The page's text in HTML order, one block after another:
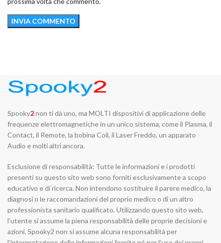
Spooky2non ti dà uno, ma MOLTI dispositivi di applicazione delle
frequenze elettromagnetiche in un unico sistema, come il Plasma, il
Contact, il Remote, la bobina Coil, il Laser Freddo, un apparato
Audio e molti altri ancora.
Esclusione di responsabilità: Tutte le informazioni e i prodotti
presenti su questo sito web sono forniti esclusivamente a scopo
educativo e di ricerca. Non intendono sostituire il parere medico, la
diagnosi o le raccomandazioni del proprio medico o di un altro
professionista sanitario qualificato. Utilizzando questo sito web,
l’utente si assume la piena responsabilità delle proprie decisioni e
azioni. Spooky2 non si assume alcuna responsabilità per